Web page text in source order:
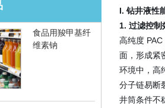
食品用羧甲基纤
维素钠
I. 钻井液性
1. 过滤控制
高纯度
面，形成紧
环境中，高
分子链易断
井筒条件不